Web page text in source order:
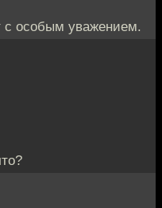
особым уважением.